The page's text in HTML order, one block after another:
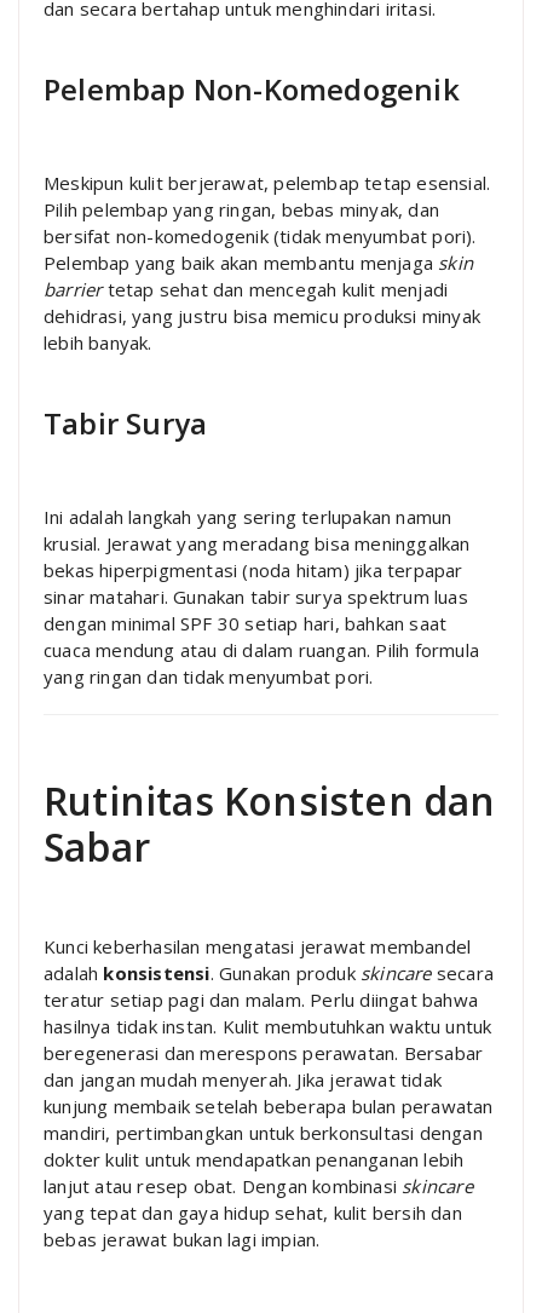
dan secara bertahap untuk menghindari iritasi.
Pelembap Non-Komedogenik
Meskipun kulit berjerawat, pelembap tetap esensial.
Pilih pelembap yang ringan, bebas minyak, dan
bersifat non-komedogenik (tidak menyumbat pori).
Pelembap yang baik akan membantu menjaga skin
barriertetap sehat dan mencegah kulit menjadi
dehidrasi, yang justru bisa memicu produksi minyak
lebih banyak.
Tabir Surya
Ini adalah langkah yang sering terlupakan namun
krusial. Jerawat yang meradang bisa meninggalkan
bekas hiperpigmentasi (noda hitam) jika terpapar
sinar matahari. Gunakan tabir surya spektrum luas
dengan minimal SPF 30 setiap hari, bahkan saat
cuaca mendung atau di dalam ruangan. Pilih formula
yang ringan dan tidak menyumbat pori.
Rutinitas Konsisten dan
Sabar
Kunci keberhasilan mengatasi jerawat membandel
adalah konsistensi. Gunakan produk skincaresecara
teratur setiap pagi dan malam. Perlu diingat bahwa
hasilnya tidak instan. Kulit membutuhkan waktu untuk
beregenerasi dan merespons perawatan. Bersabar
dan jangan mudah menyerah. Jika jerawat tidak
kunjung membaik setelah beberapa bulan perawatan
mandiri, pertimbangkan untuk berkonsultasi dengan
dokter kulit untuk mendapatkan penanganan lebih
lanjut atau resep obat. Dengan kombinasi skincare
yang tepat dan gaya hidup sehat, kulit bersih dan
bebas jerawat bukan lagi impian.